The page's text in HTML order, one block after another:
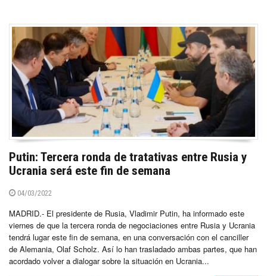
Putin: Tercera ronda de tratativas entre Rusia y
Ucrania será este fin de semana
04/03/2022
MADRID.- El presidente de Rusia, Vladimir Putin, ha informado este
viernes de que la tercera ronda de negociaciones entre Rusia y Ucrania
tendrá lugar este fin de semana, en una conversación con el canciller
de Alemania, Olaf Scholz. Así lo han trasladado ambas partes, que han
acordado volver a dialogar sobre la situación en Ucrania...